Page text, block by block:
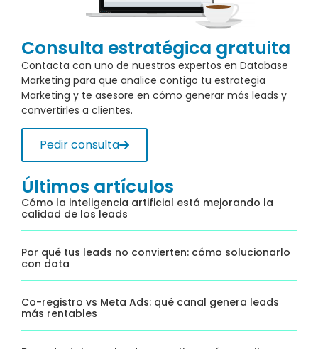
Consulta estratégica gratuita
Contacta con uno de nuestros expertos en Database
Marketing para que analice contigo tu estrategia
Marketing y te asesore en cómo generar más leads y
convertirles a clientes.
Pedir consulta
Últimos artículos
Cómo la inteligencia artificial está mejorando la
calidad de los leads
Por qué tus leads no convierten: cómo solucionarlo
con data
Co-registro vs Meta Ads: qué canal genera leads
más rentables